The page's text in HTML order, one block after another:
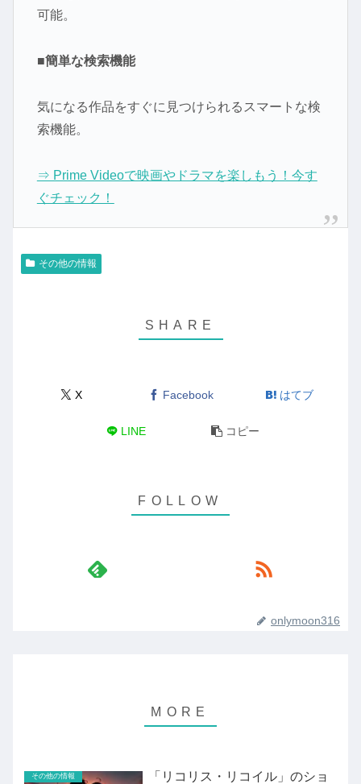
可能。
■簡単な検索機能
気になる作品をすぐに見つけられるスマートな検
索機能。
⇒ Prime Videoで映画やドラマを楽しもう！今す
ぐチェック！
その他の情報
X Facebook はてブ
LINE コピー
onlymoon316
その他の情報
「リコリス・リコイル」のショ